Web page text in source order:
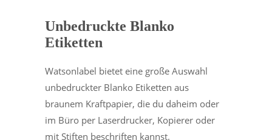
Unbedruckte Blanko
Etiketten
Watsonlabel bietet eine große Auswahl
unbedruckter Blanko Etiketten aus
braunem Kraftpapier, die du daheim oder
im Büro per Laserdrucker, Kopierer oder
mit Stiften beschriften kannst.